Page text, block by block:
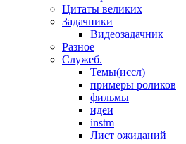
Цитаты великих
Задачники
Видеозадачник
Разное
Служеб.
Темы(иссл)
примеры роликов
фильмы
идеи
instm
Лист ожиданий